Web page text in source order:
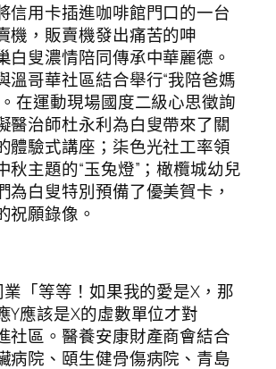
信用卡插進咖啡館門口的一台
機，販賣機發出痛苦的呻
叟濃情陪同傳承中華麗德。
溫哥華社區結合舉行“我陪爸媽
在運動現場國度二級心思徵詢
醫治師杜永利為白叟帶來了關
體驗式講座；柒色光社工率領
秋主題的“玉兔燈”；橄欖城幼兒
為白叟特別預備了優美賀卡，
祝願錄像。
「等等！如果我的愛是X，那
Y應該是X的虛數單位才對
社區。醫養安康財產商會結合
病院、頤生健骨傷病院、青島